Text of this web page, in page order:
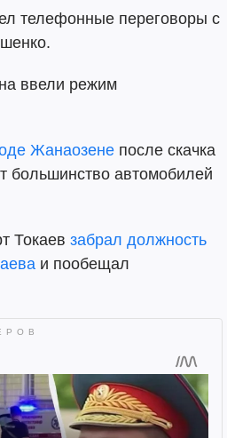
телефонные переговоры с
ввели режим
Жанаозене после скачка
большинство автомобилей
Токаев забрал должность
и пообещал